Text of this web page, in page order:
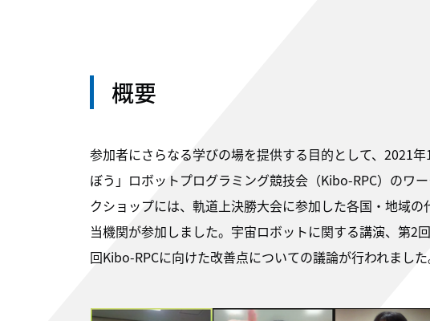
概要
参加者にさらなる学びの場を提供する目的として、2021
ぼう」ロボットプログラミング競技会（Kibo-RPC）のワ
クショップには、軌道上決勝大会に参加した各国・地域
当機関が参加しました。宇宙ロボットに関する講演、第2
回Kibo-RPCに向けた改善点についての議論が行われました